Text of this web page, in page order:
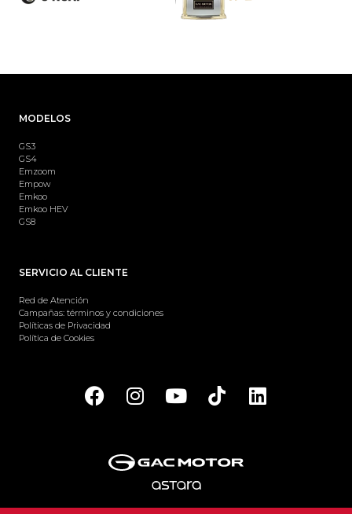
MODELOS
GS3
GS4
Emzoom
Empow
Emkoo
Emkoo HEV
GS8
SERVICIO AL CLIENTE
Red de Atención
Campañas: términos y condiciones
Políticas de Privacidad
Política de Cookies